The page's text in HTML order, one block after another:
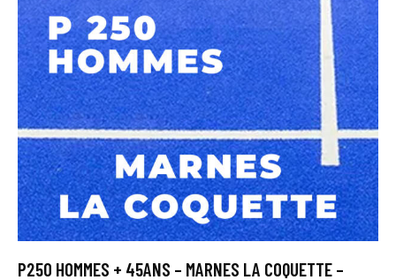
P250 HOMMES + 45ANS – MARNES LA COQUETTE –